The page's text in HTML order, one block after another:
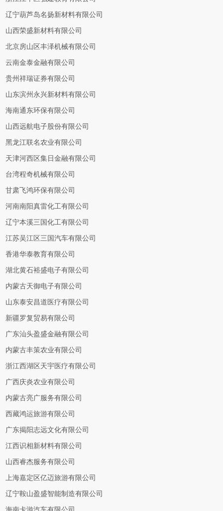
辽宁葫芦岛名扬新材料有限公司
山西荣盛新材料有限公司
北京房山区丰泽机械有限公司
云南金泰金融有限公司
贵州祥瑞证券有限公司
山东滨州永兴新材料有限公司
海南通东环保有限公司
山西远航电子股份有限公司
黑龙江联名农业有限公司
天津河西区集日金融有限公司
台湾程奇机械有限公司
甘肃飞鸿环保有限公司
河南南阳真雷化工有限公司
辽宁本溪三国化工有限公司
江苏吴江区三国汽车有限公司
香港华泰教育有限公司
湖北黄石裕盛电子有限公司
内蒙古天御电子有限公司
山东泰安昌道医疗有限公司
新疆罗复贸易有限公司
广东汕头盈盛金融有限公司
内蒙古丰策农业有限公司
浙江西湖区天宇医疗有限公司
广西庆炎农业有限公司
内蒙古亮广服务有限公司
西藏鸿运旅游有限公司
广东揭阳志远文化有限公司
江西识相新材料有限公司
山西睿杰服务有限公司
上海嘉定区亿迈旅游有限公司
辽宁鞍山盈盛智能制造有限公司